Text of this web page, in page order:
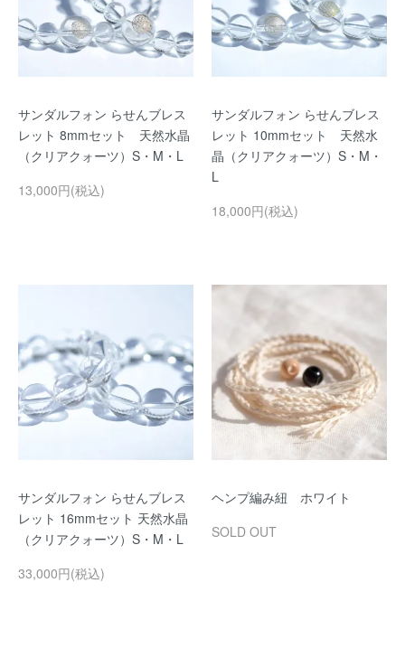
サンダルフォン らせんブレス
レット 8mmセット 天然水晶
（クリアクォーツ）S・M・L
13,000円(税込)
サンダルフォン らせんブレス
レット 10mmセット 天然水
晶（クリアクォーツ）S・M・
L
18,000円(税込)
サンダルフォン らせんブレス
レット 16mmセット 天然水晶
（クリアクォーツ）S・M・L
33,000円(税込)
ヘンプ編み紐 ホワイト
SOLD OUT